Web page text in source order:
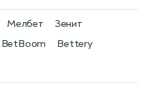
BetBoom
Мелбет
Bettery
Зенит